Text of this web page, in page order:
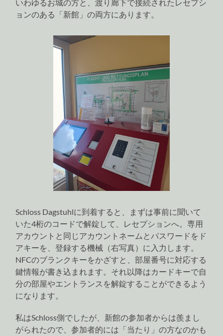
いわゆるお城の方と、渡り廊下で接続されたレセプシ
ョンのある「新館」の両方にあります。
Schloss Dagstuhlに到着すると、まずは事前に聞いて
いた4桁のコードで解錠して、レセプションへ。専用
アカウントと同じアカウントネームとパスワードをド
アキーを、登録する機械（右写真）に入力します。
NFCのブランクキーをかざすと、部屋番号に対応する
鍵情報が書き込まれます。それ以降はカードキーで自
分の部屋やエントランスを解錠することができるよう
になります。
私はSchloss側でしたが、新館の参加者からは羨まし
がられたので、参加者的には「当たり」の方なのかも